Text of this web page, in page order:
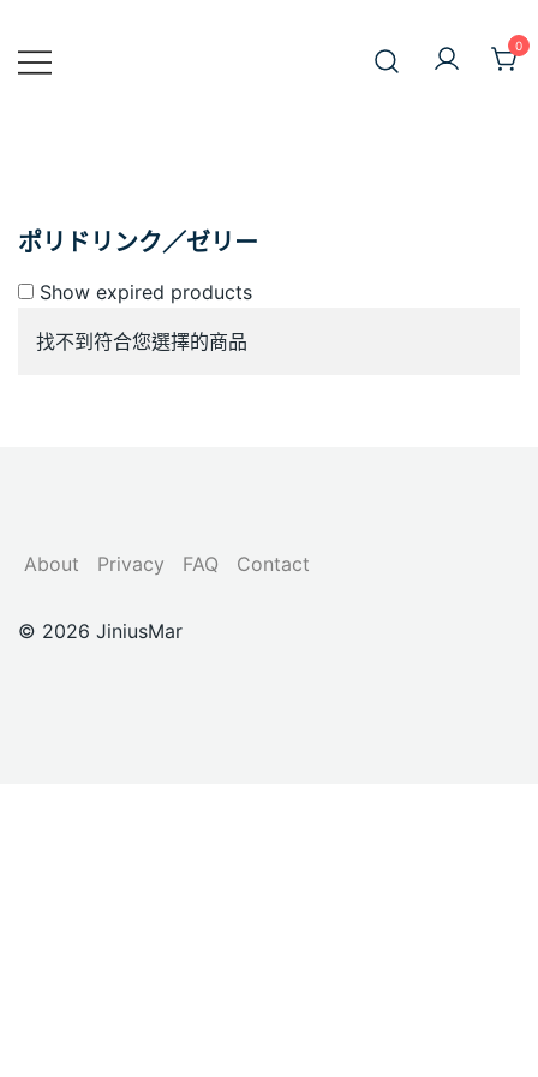
content
JiniusMar
0
ポリドリンク／ゼリー
Show expired products
找不到符合您選擇的商品
About Privacy FAQ Contact
© 2026 JiniusMar